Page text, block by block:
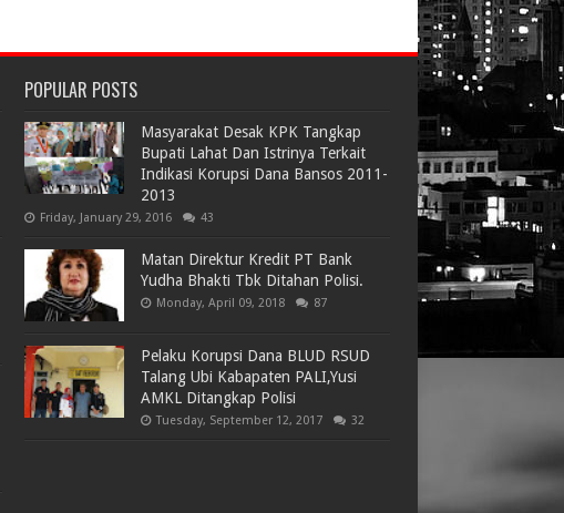
POPULAR POSTS
Masyarakat Desak KPK Tangkap
Bupati Lahat Dan Istrinya Terkait
Indikasi Korupsi Dana Bansos 2011-
2013
Friday, January 29, 2016 43
Matan Direktur Kredit PT Bank
Yudha Bhakti Tbk Ditahan Polisi.
Monday, April 09, 2018 87
Pelaku Korupsi Dana BLUD RSUD
Talang Ubi Kabapaten PALI,Yusi
AMKL Ditangkap Polisi
Tuesday, September 12, 2017 32